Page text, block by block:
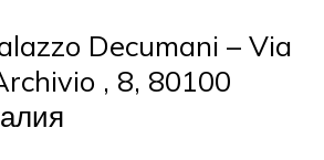
Decumani – Via
, 8, 80100